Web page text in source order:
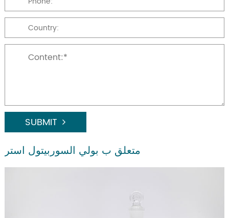
SUBMIT
متعلق ب بولي السوربيتول استر